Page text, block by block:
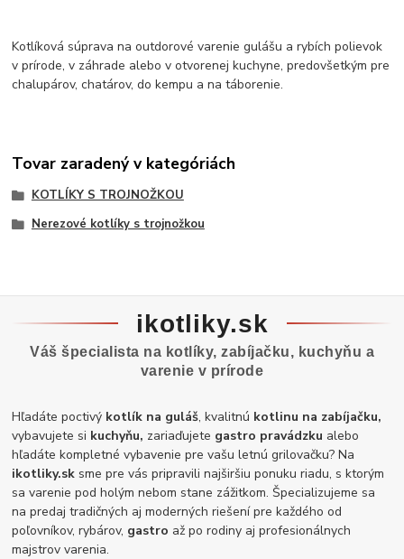
Kotlíková súprava na outdorové varenie gulášu a rybích polievok
v prírode, v záhrade alebo v otvorenej kuchyne, predovšetkým pre
chalupárov, chatárov, do kempu a na táborenie.
Tovar zaradený v kategóriách
KOTLÍKY S TROJNOŽKOU
Nerezové kotlíky s trojnožkou
ikotliky.sk
Váš špecialista na kotlíky, zabíjačku, kuchyňu a
varenie v prírode
Hľadáte poctivý kotlík na guláš, kvalitnú kotlinu na zabíjačku,
vybavujete si kuchyňu, zariaďujete gastro pravádzku alebo
hľadáte kompletné vybavenie pre vašu letnú grilovačku? Na
ikotliky.sk sme pre vás pripravili najširšiu ponuku riadu, s ktorým
sa varenie pod holým nebom stane zážitkom. Špecializujeme sa
na predaj tradičných aj moderných riešení pre každého od
poľovníkov, rybárov, gastro až po rodiny aj profesionálnych
majstrov varenia.